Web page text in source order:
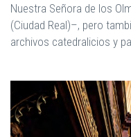
Nuestra Señora de los
(Ciudad Real)–, pero
archivos catedralicios y